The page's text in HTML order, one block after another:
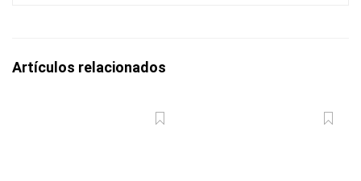
Artículos relacionados